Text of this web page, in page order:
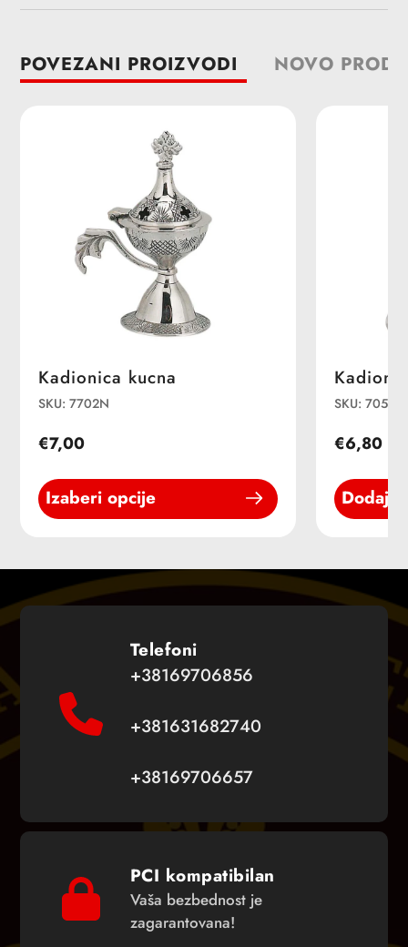
korpu
POVEZANI PROIZVODI NOVO
Kadionica kucna
SKU: 7702N
€7,00
Izaberi opcije
SKU: 705N
€6,80
Dodaj
Telefoni
+38169706856
+381631682740
+38169706657
PCI kompatibilan
Vaša bezbednost je
zagarantovana!